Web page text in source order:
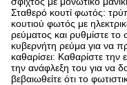
Σταθερό κουτί φωτός:
κουτιού φωτός με
ρεύματος και ρυθμίστε το
κυβερνήτη ρεύμα για να
καθαρίσει: Καθαρίστε την
την ανάφλεξη του για να
βεβαιωθείτε ότι το